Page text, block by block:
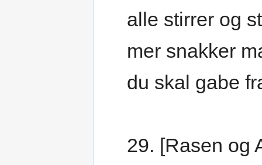
alle stirrer og
mer snakker
du skal gabe
29. [Rasen og